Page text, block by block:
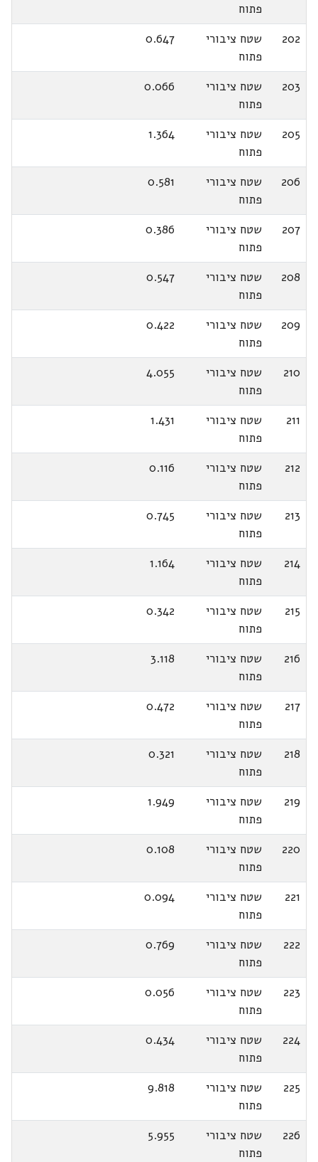
פתוח
202
שטח ציבורי
פתוח
0.647
203
שטח ציבורי
פתוח
0.066
205
שטח ציבורי
פתוח
1.364
206
שטח ציבורי
פתוח
0.581
207
שטח ציבורי
פתוח
0.386
208
שטח ציבורי
פתוח
0.547
209
שטח ציבורי
פתוח
0.422
210
שטח ציבורי
פתוח
4.055
211
שטח ציבורי
פתוח
1.431
212
שטח ציבורי
פתוח
0.116
213
שטח ציבורי
פתוח
0.745
214
שטח ציבורי
פתוח
1.164
215
שטח ציבורי
פתוח
0.342
216
שטח ציבורי
פתוח
3.118
217
שטח ציבורי
פתוח
0.472
218
שטח ציבורי
פתוח
0.321
219
שטח ציבורי
פתוח
1.949
220
שטח ציבורי
פתוח
0.108
221
שטח ציבורי
פתוח
0.094
222
שטח ציבורי
פתוח
0.769
223
שטח ציבורי
פתוח
0.056
224
שטח ציבורי
פתוח
0.434
225
שטח ציבורי
פתוח
9.818
226
שטח ציבורי
פתוח
5.955